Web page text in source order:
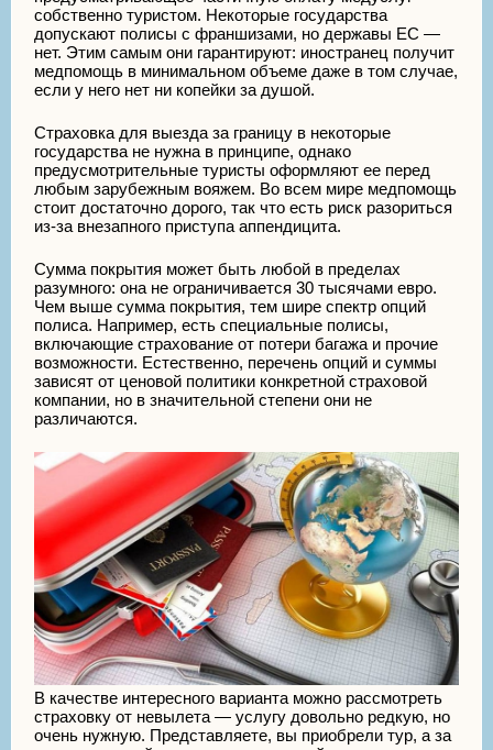
собственно туристом. Некоторые государства
допускают полисы с франшизами, но державы ЕС —
нет. Этим самым они гарантируют: иностранец получит
медпомощь в минимальном объеме даже в том случае,
если у него нет ни копейки за душой.
Страховка для выезда за границу в некоторые
государства не нужна в принципе, однако
предусмотрительные туристы оформляют ее перед
любым зарубежным вояжем. Во всем мире медпомощь
стоит достаточно дорого, так что есть риск разориться
из-за внезапного приступа аппендицита.
Сумма покрытия может быть любой в пределах
разумного: она не ограничивается 30 тысячами евро.
Чем выше сумма покрытия, тем шире спектр опций
полиса. Например, есть специальные полисы,
включающие страхование от потери багажа и прочие
возможности. Естественно, перечень опций и суммы
зависят от ценовой политики конкретной страховой
компании, но в значительной степени они не
различаются.
В качестве интересного варианта можно рассмотреть
страховку от невылета — услугу довольно редкую, но
очень нужную. Представляете, вы приобрели тур, а за